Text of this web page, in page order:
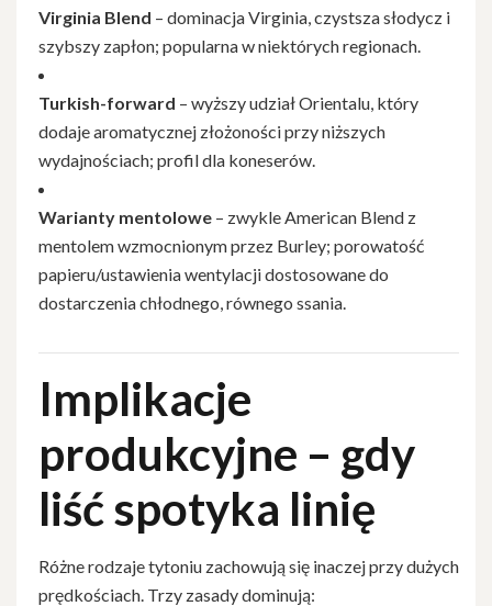
Virginia Blend – dominacja Virginia, czystsza słodycz i
szybszy zapłon; popularna w niektórych regionach.
Turkish-forward – wyższy udział Orientalu, który
dodaje aromatycznej złożoności przy niższych
wydajnościach; profil dla koneserów.
Warianty mentolowe – zwykle American Blend z
mentolem wzmocnionym przez Burley; porowatość
papieru/ustawienia wentylacji dostosowane do
dostarczenia chłodnego, równego ssania.
Implikacje
produkcyjne – gdy
liść spotyka linię
Różne rodzaje tytoniu zachowują się inaczej przy dużych
prędkościach. Trzy zasady dominują: